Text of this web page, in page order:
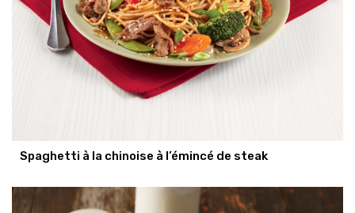
Spaghetti à la chinoise à l’émincé de steak